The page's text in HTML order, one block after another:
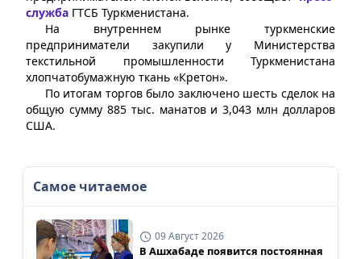
служба ГТСБ Туркменистана.
На внутреннем рынке туркменские
предприниматели закупили у Министерства
текстильной промышленности Туркменистана
хлопчатобумажную ткань «Кретон».
По итогам торгов было заключено шесть сделок на
общую сумму 885 тыс. манатов и 3,043 млн долларов
США.
Самое читаемое
09 Август 2026
В Ашхабаде появится постоянная